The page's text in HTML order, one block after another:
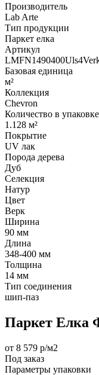
Производитель
Lab Arte
Тип продукции
Паркет елка
Артикул
Базовая единица
м²
Коллекция
Chevron
Количество в упаковке
1.128 м²
Покрытие
UV лак
Порода дерева
Дуб
Селекция
Натур
Цвет
Верк
Ширина
90 мм
Длина
348-400 мм
Толщина
14 мм
Тип соединения
шип-паз
Паркет Елка
от 8 579 р/м2
Под заказ
Параметры упаковки